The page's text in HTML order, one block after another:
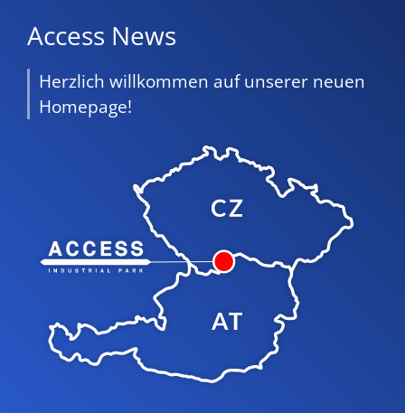
Access News
Herzlich willkommen auf unserer neuen
Homepage!